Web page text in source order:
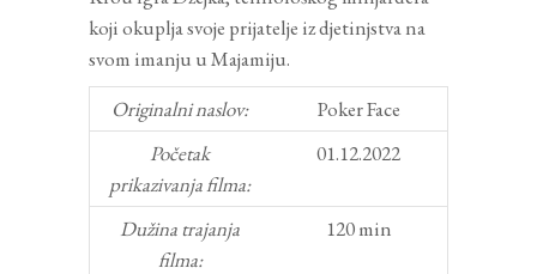
koji okuplja svoje prijatelje iz djetinjstva na
svom imanju u Majamiju.
Originalni naslov:
Poker Face
Početak
prikazivanja filma:
01.12.2022
Dužina trajanja
filma:
120 min